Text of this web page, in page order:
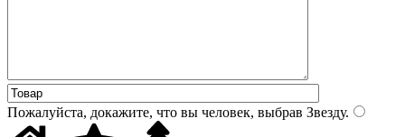
Пожалуйста, докажите, что вы человек, выбрав Звезду.